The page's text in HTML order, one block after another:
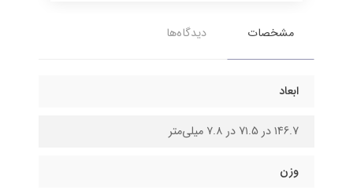
مشخصات دیدگاه‌ها
ابعاد
۱۴6.7 در 7۱.5 در ۷.۸ میلی‌متر
وزن